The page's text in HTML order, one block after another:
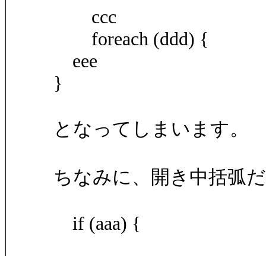
ccc
foreach (ddd) {
eee
}
となってしまいます。
ちなみに、開き中括弧
if (aaa) {